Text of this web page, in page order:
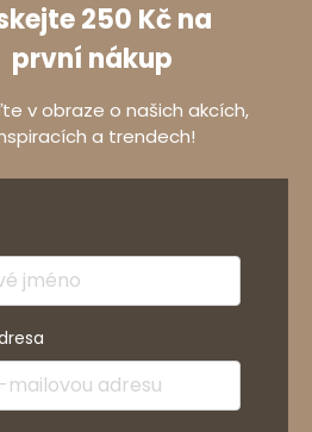
250 Kč na
první nákup
v obraze o našich akcích,
a trendech!